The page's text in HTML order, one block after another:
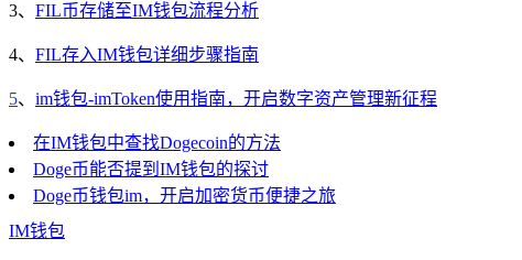
3、 FIL币存储至IM钱包流程分析
4、 FIL存入IM钱包详细步骤指南
5、 im钱包-imToken使用指南，开启数字资产管理新征程
在IM钱包中查找Dogecoin的方法
Doge币能否提到IM钱包的探讨
Doge币钱包im，开启加密货币便捷之旅
IM钱包